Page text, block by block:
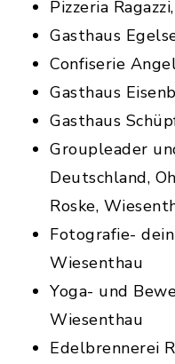
Pizzeria
Gasthaus
Confiserie
Gasthaus
Gasthaus
Groupleader
Deutschland,
Roske,
Fotografie-
Wiesenthau
Yoga- und
Wiesenthau
Edelbrennerei